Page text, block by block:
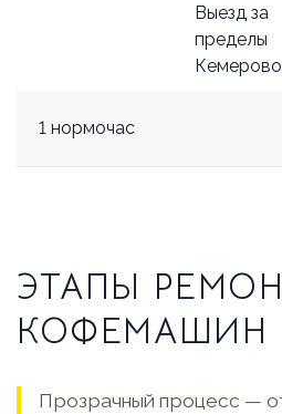
Выезд за
пределы
1 нормочас
ЭТАПЫ
КОФЕМАШИН
Прозрачный процесс —